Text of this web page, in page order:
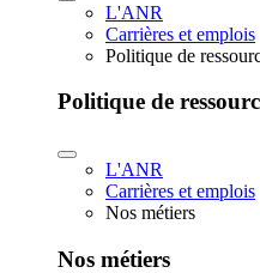
L'ANR
Carrières et emplois
Politique de
Politique de
L'ANR
Carrières et emplois
Nos métiers
Nos métiers